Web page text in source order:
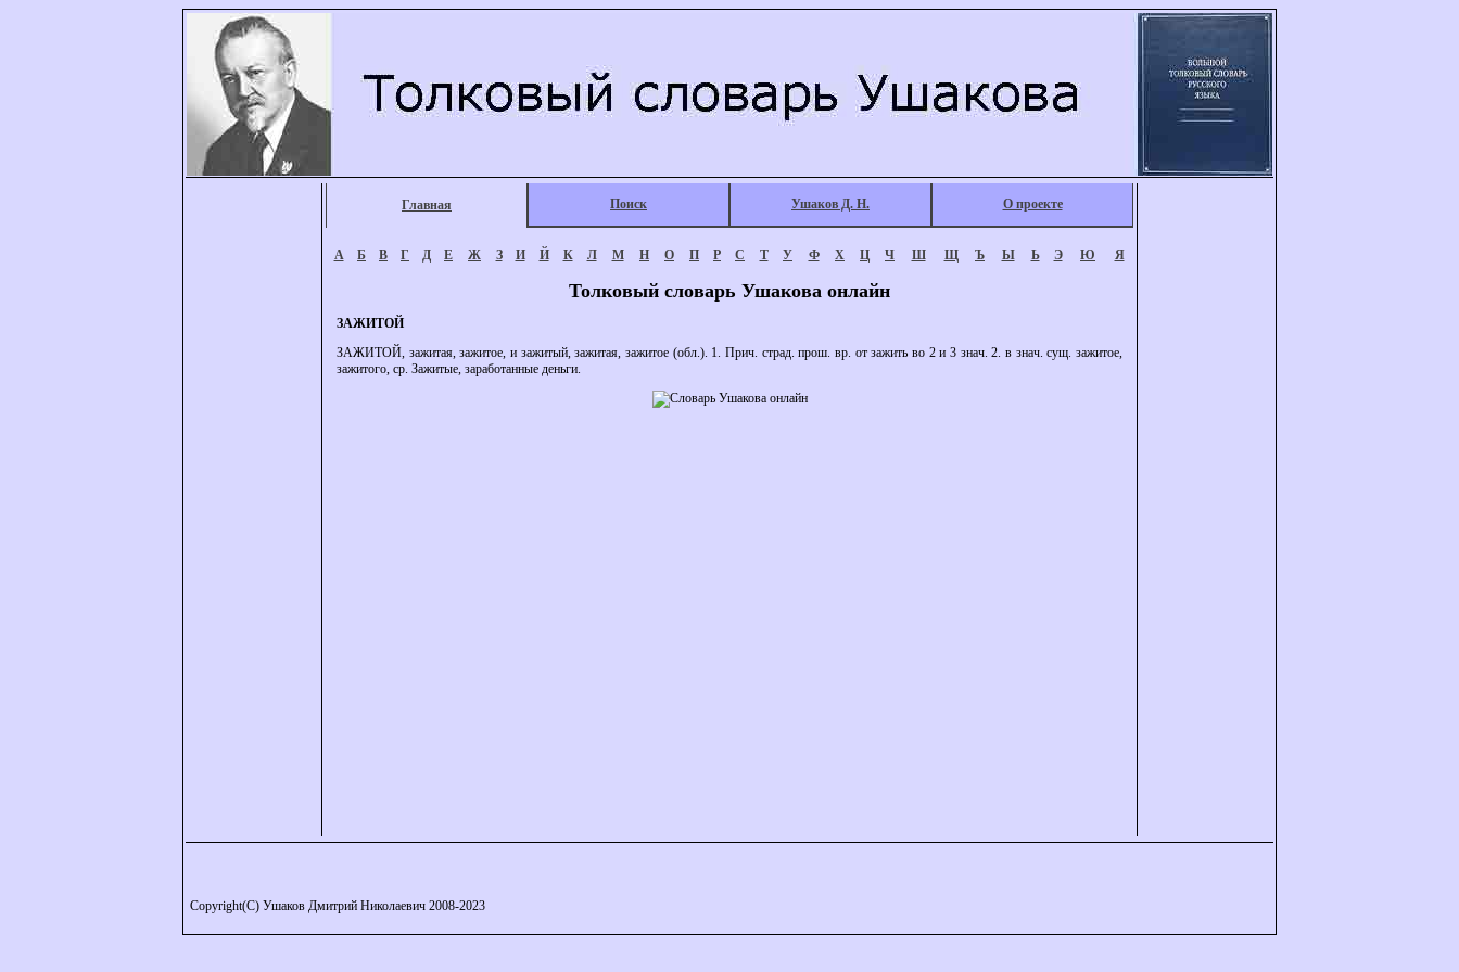
Главная Поиск Ушаков Д. Н. О проекте
А Б В Г Д Е Ж З И Й К Л М Н О П Р С Т У Ф Х Ц Ч Ш Щ Ъ Ы Ь Э Ю Я
Толковый словарь Ушакова онлайн
ЗАЖИТОЙ
ЗАЖИТОЙ, зажитая, зажитое, и зажитый, зажитая, зажитое (обл.). 1. Прич. страд. прош. вр. от зажить во 2 и 3 знач. 2. в знач. сущ. зажитое,
зажитого, ср. Зажитые, заработанные деньги.
Copyright(C) Ушаков Дмитрий Николаевич 2008-2023